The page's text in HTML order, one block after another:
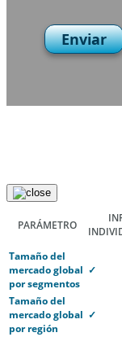
Enviar
PARÁMETRO
Tamaño del
mercado global
por segmentos
✓
Tamaño del
mercado global
por región
✓